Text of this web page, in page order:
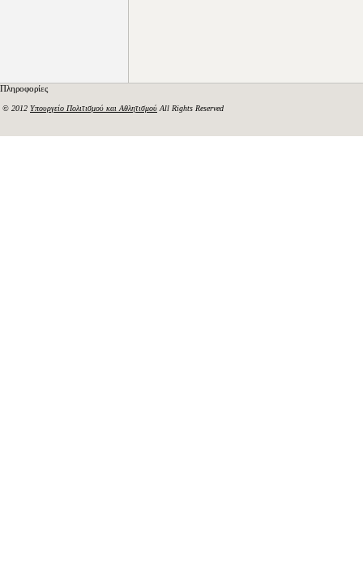
Πληροφορίες
© 2012 Υπουργείο Πολιτισμού και Αθλητισμού All Rights Reserved